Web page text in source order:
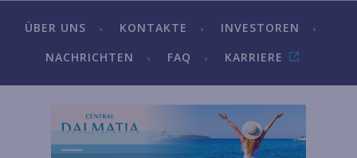
ÜBER UNS KONTAKTE
INVESTOREN
NACHRICHTEN
FAQ KARRIERE